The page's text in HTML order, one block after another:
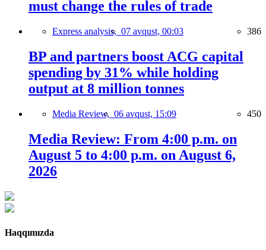
must change the rules of trade
Express analysis, 07 avqust, 00:03 386
BP and partners boost ACG capital
spending by 31% while holding
output at 8 million tonnes
Media Review, 06 avqust, 15:09 450
Media Review: From 4:00 p.m. on
August 5 to 4:00 p.m. on August 6,
2026
Haqqımızda